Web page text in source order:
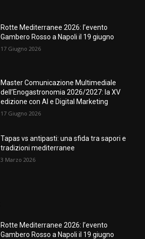
Rotte Mediterranee 2026: l’evento
Gambero Rosso a Napoli il 19 giugno
17 Giugno 2026
Master Comunicazione Multimediale
dell’Enogastronomia 2026/2027: la XV
edizione con AI e Digital Marketing
17 Giugno 2026
Tapas vs antipasti: una sfida tra sapori e
tradizioni mediterranee
3 Marzo 2026
Rotte Mediterranee 2026: l’evento
Gambero Rosso a Napoli il 19 giugno